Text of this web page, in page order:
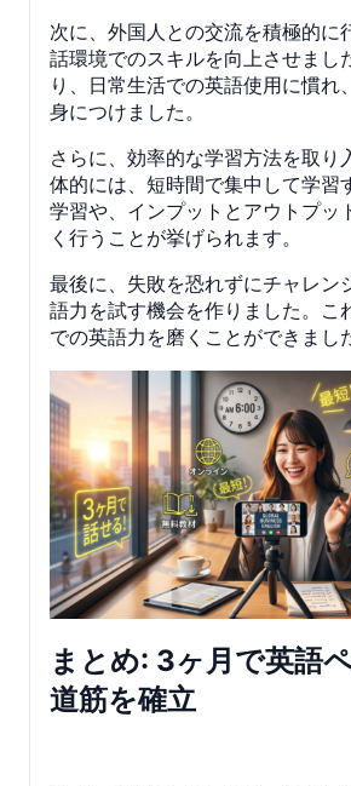
次に、外国人との交流を積極的に
話環境でのスキルを向上させまし
り、日常生活での英語使用に慣れ
身につけました。
さらに、効率的な学習方法を取り
体的には、短時間で集中して学習
学習や、インプットとアウトプッ
く行うことが挙げられます。
最後に、失敗を恐れずにチャレン
語力を試す機会を作りました。こ
での英語力を磨くことができまし
まとめ: 3ヶ月で英語
道筋を確立